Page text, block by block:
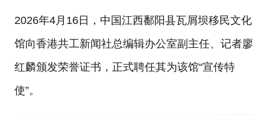
2026年4月16日，中国江西鄱阳县瓦屑坝移民文化
馆向香港共工新闻社总编辑办公室副主任、记者廖
红麟颁发荣誉证书，正式聘任其为该馆“宣传特
使”。